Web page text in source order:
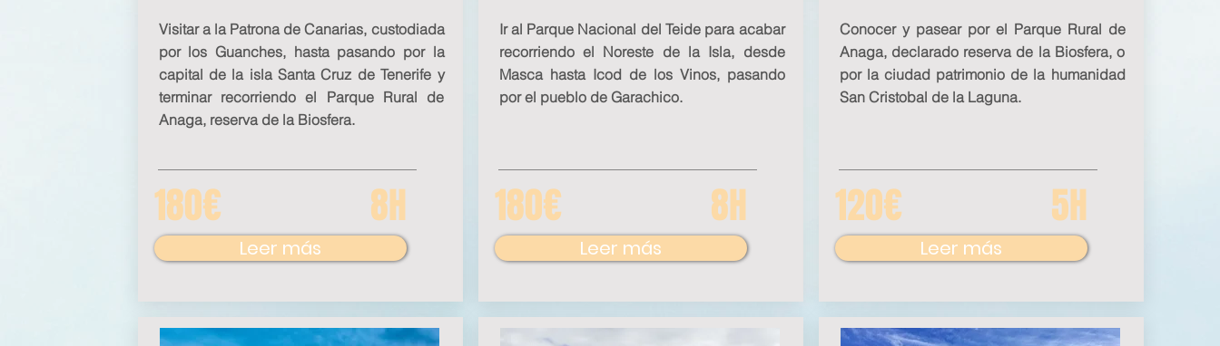
Visitar a la Patrona de Canarias, custodiada
por los Guanches, hasta pasando por la
capital de la isla Santa Cruz de Tenerife y
terminar recorriendo el Parque Rural de
Anaga, reserva de la Biosfera.
180€ 8H
Leer más
Ir al Parque Nacional del Teide para acabar
recorriendo el Noreste de la Isla, desde
Masca hasta Icod de los Vinos, pasando
por el pueblo de Garachico.
180€ 8H
Leer más
Conocer y pasear por el Parque Rural de
Anaga, declarado reserva de la Biosfera, o
por la ciudad patrimonio de la humanidad
San Cristobal de la Laguna.
120€ 5H
Leer más